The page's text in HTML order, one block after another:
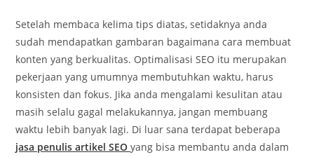
Setelah membaca kelima tips diatas, setidaknya anda
sudah mendapatkan gambaran bagaimana cara membuat
konten yang berkualitas. Optimalisasi SEO itu merupakan
pekerjaan yang umumnya membutuhkan waktu, harus
konsisten dan fokus. Jika anda mengalami kesulitan atau
masih selalu gagal melakukannya, jangan membuang
waktu lebih banyak lagi. Di luar sana terdapat beberapa
jasa penulis artikel SEOyang bisa membantu anda dalam